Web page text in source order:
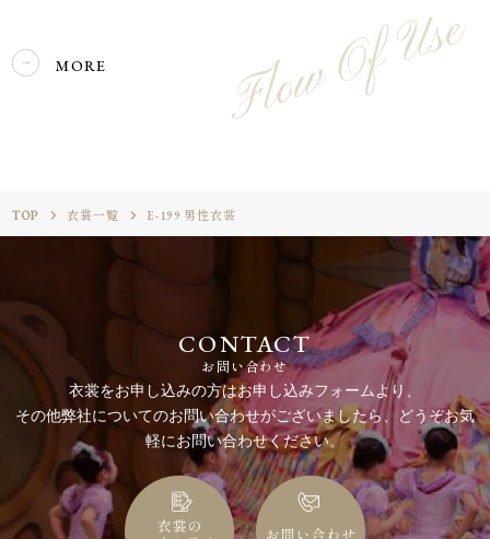
MORE Flow Of Use
TOP 衣裳一覧 E-199 男性衣裳
CONTACT
お問い合わせ
衣裳をお申し込みの方はお申し込みフォームより、
その他弊社についてのお問い合わせがございましたら、どうぞお気
軽にお問い合わせください。